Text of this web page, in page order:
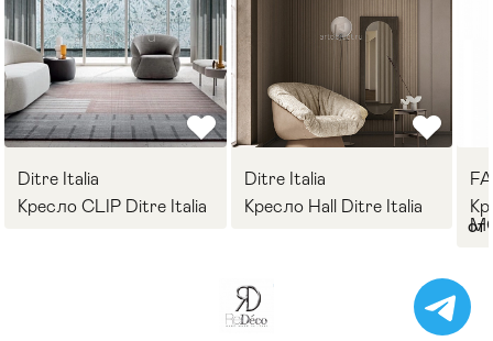
Ditre Italia
Кресло CLIP Ditre Italia
Ditre Italia
Кресло Hall Ditre Italia
от